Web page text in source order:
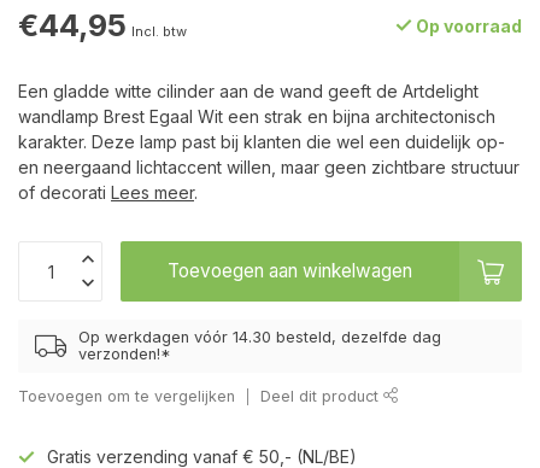
€44,95 Incl. btw Op voorraad
Een gladde witte cilinder aan de wand geeft de Artdelight
wandlamp Brest Egaal Wit een strak en bijna architectonisch
karakter. Deze lamp past bij klanten die wel een duidelijk op-
en neergaand lichtaccent willen, maar geen zichtbare structuur
of decorati Lees meer.
Toevoegen aan winkelwagen
Op werkdagen vóór 14.30 besteld, dezelfde dag
verzonden!*
Toevoegen om te vergelijken Deel dit product
Gratis verzending vanaf € 50,- (NL/BE)